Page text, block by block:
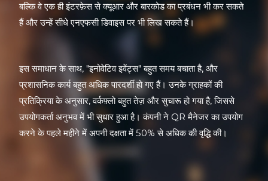
बल्कि वे एक ही इंटरफ़ेस से क्यूआर और बारकोड का प्रबंधन भी कर सकते
हैं और उन्हें सीधे एनएफसी डिवाइस पर भी लिख सकते हैं।
इस समाधान के साथ, "इनोवेटिव इवेंट्स" बहुत समय बचाता है, और
प्रशासनिक कार्य बहुत अधिक पारदर्शी हो गए हैं। उनके ग्राहकों की
प्रतिक्रिया के अनुसार, वर्कफ़्लो बहुत तेज़ और सुचारू हो गया है, जिससे
उपयोगकर्ता अनुभव में भी सुधार हुआ है। कंपनी ने QR मैनेजर का उपयोग
करने के पहले महीने में अपनी दक्षता में 50% से अधिक की वृद्धि की।